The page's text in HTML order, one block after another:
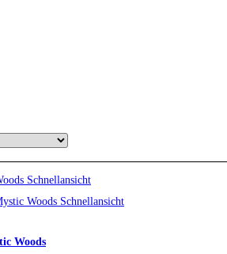
Schnellansicht
Schnellansicht
Woods